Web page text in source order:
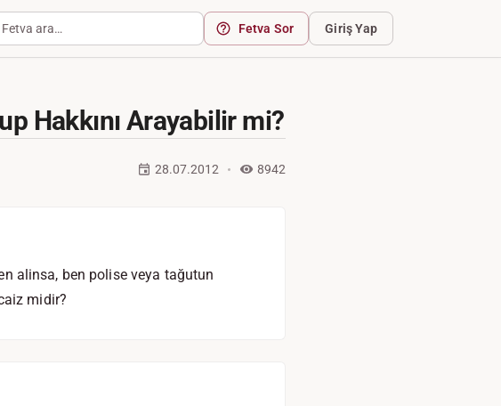
Fetva ara… Fetva Sor Giriş Yap
Hakkını Arayabilir mi?
28.07.2012 8942
alinsa, ben polise veya tağutun
midir?